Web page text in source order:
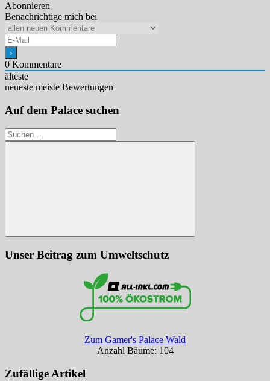
Abonnieren
Benachrichtige mich bei
0 Kommentare
älteste
neueste meiste Bewertungen
Auf dem Palace suchen
Suchen
nach:
Suchen
Unser Beitrag zum Umweltschutz
Zum Gamer's Palace Wald
Anzahl Bäume: 104
Zufällige Artikel